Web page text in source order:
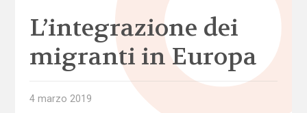
L’integrazione dei
migranti in Europa
4 marzo 2019